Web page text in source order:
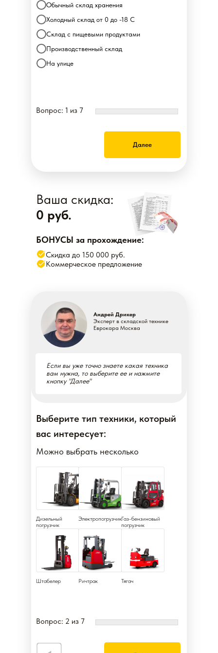
Далее
Ваша скидка:
0 руб.
Скидка до 150 000 руб.
Коммерческое предложение
БОНУСЫ за прохождение:
Вопрос: 1 из 7
Обычный склад хранения
Холодный склад от 0 до -18 С
Склад с пищевыми продуктами
Производственный склад
На улице
Дизельный
погрузчик
ЭлектропогрузчикГаз-бензиновый
погрузчик
Штабелер Ричтрак Тягач
Выберите тип техники, который
вас интересует:
Андрей Дрикер
Эксперт в складской технике
Еврокара Москва
Если вы уже точно знаете какая техника
вам нужна, то выберите ее и нажмите
кнопку "Далее"
Вопрос: 2 из 7
Можно выбрать несколько